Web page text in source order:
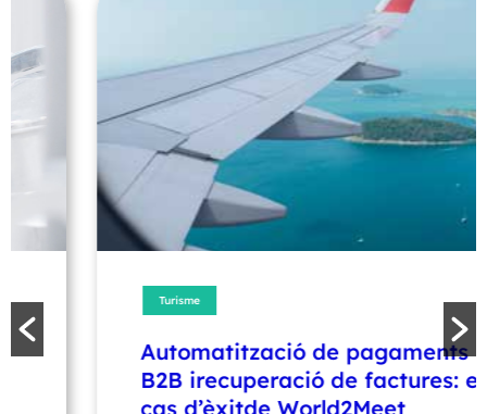
Automatització de pagaments
B2B irecuperació de factures: el
cas d’èxitde World2Meet